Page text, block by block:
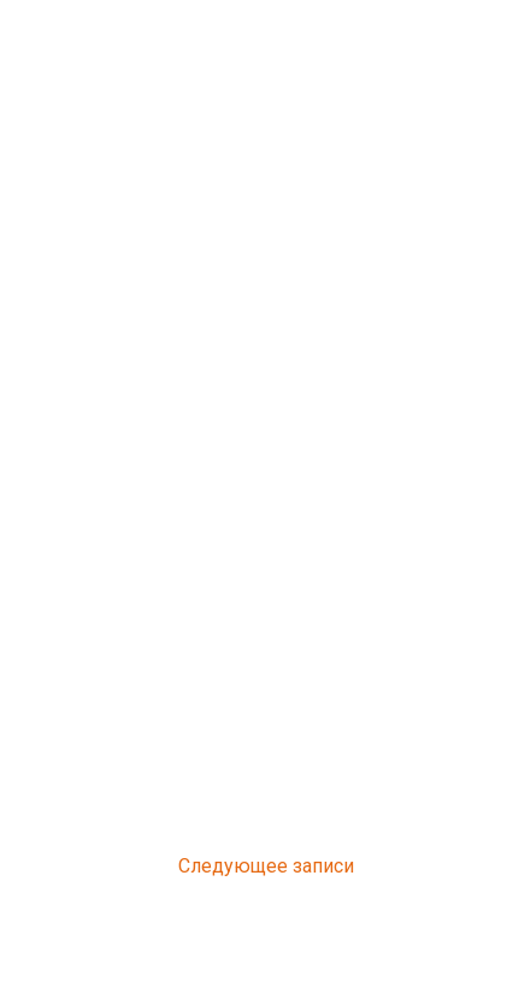
Следующее